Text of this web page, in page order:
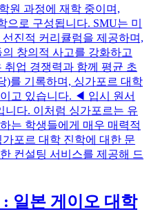
원 과정에 재학 중이며,
으로 구성됩니다. SMU는 미
진적 커리큘럼을 제공하며,
창의적 사고를 강화하고
취업 경쟁력과 함께 평균 초
)를 기록하며, 싱가포르 대학
고 있습니다. ◀ 입시 원서
니다. 이처럼 싱가포르는 유
는 학생들에게 매우 매력적
포르 대학 진학에 대한 문
컨설팅 서비스를 제공해 드
일본 게이오 대학